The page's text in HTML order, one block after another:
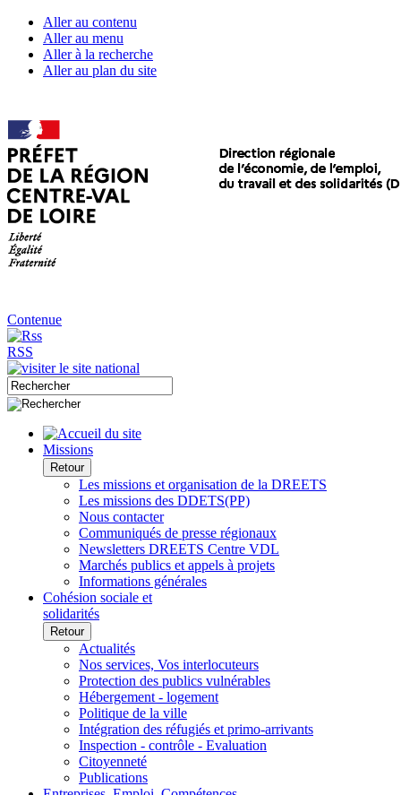
Aller au contenu
Aller au menu
Aller à la recherche
Aller au plan du site
Contenue
RSS
Missions
Retour
Les missions et organisation de la DREETS
Les missions des DDETS(PP)
Nous contacter
Communiqués de presse régionaux
Newsletters DREETS Centre VDL
Marchés publics et appels à projets
Informations générales
Cohésion sociale et
solidarités
Retour
Actualités
Nos services, Vos interlocuteurs
Protection des publics vulnérables
Hébergement - logement
Politique de la ville
Intégration des réfugiés et primo-arrivants
Inspection - contrôle - Evaluation
Citoyenneté
Publications